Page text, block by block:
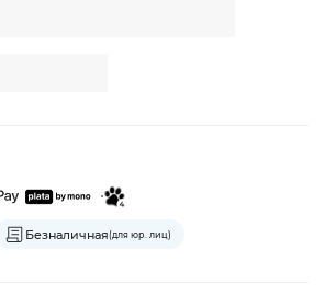
Безналичная(для юр. лиц)